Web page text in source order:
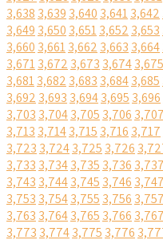
3,638 3,639 3,640 3,6413,642
3,649 3,650 3,6513,652 3,653
3,660 3,6613,662 3,663 3,664
3,6713,672 3,673 3,6743,675
3,6813,682 3,683 3,6843,685
3,692 3,693 3,6943,695 3,696
3,703 3,7043,705 3,706 3,707
3,713 3,7143,715 3,716 3,717
3,723 3,7243,725 3,726
3,733 3,7343,735 3,736 3,737
3,743 3,7443,745 3,746 3,747
3,753 3,7543,755 3,756 3,757
3,763 3,7643,765 3,766 3,767
3,773 3,7743,775 3,776